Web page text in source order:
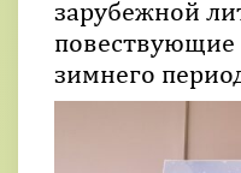
зарубежной
повествующие
зимнего